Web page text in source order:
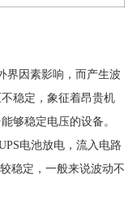
界因素影响，而产生波
稳定，象征着昂贵机
够稳定电压的设备。
电池放电，流入电路
稳定，一般来说波动不